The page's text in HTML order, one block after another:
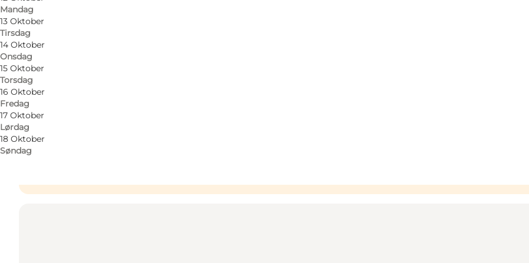
Mandag
13 Oktober
Tirsdag
14 Oktober
Onsdag
15 Oktober
Torsdag
16 Oktober
Fredag
17 Oktober
Lørdag
18 Oktober
Søndag